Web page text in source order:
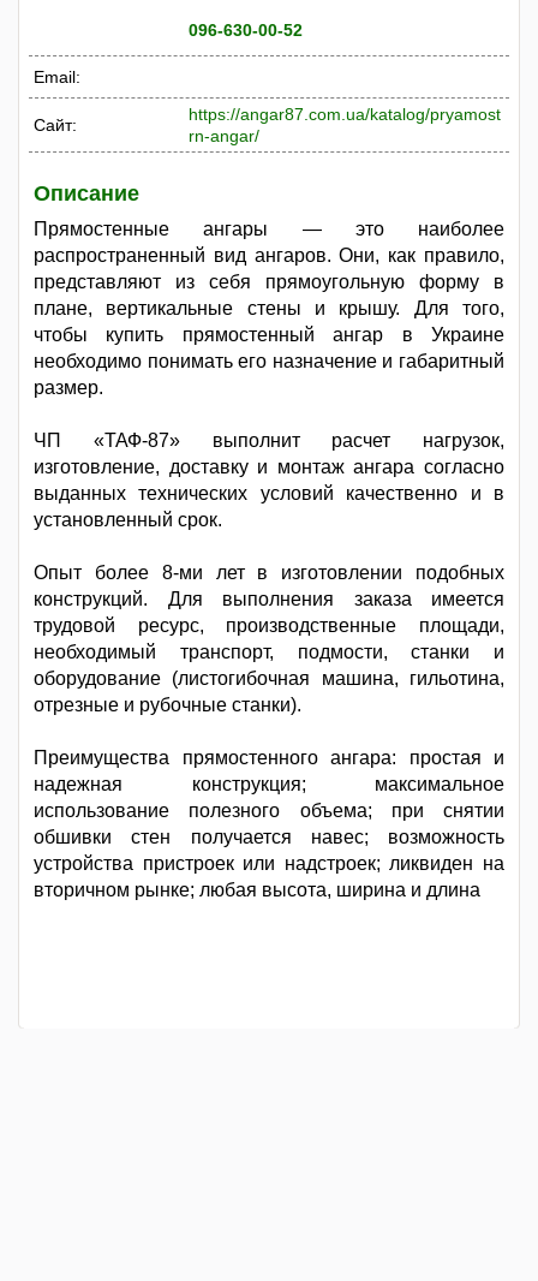
096-630-00-52
Email:
Сайт:
https://angar87.com.ua/katalog/pryamost
rn-angar/
Описание
Прямостенные ангары — это наиболее
распространенный вид ангаров. Они, как правило,
представляют из себя прямоугольную форму в
плане, вертикальные стены и крышу. Для того,
чтобы купить прямостенный ангар в Украине
необходимо понимать его назначение и габаритный
размер.
ЧП «ТАФ-87» выполнит расчет нагрузок,
изготовление, доставку и монтаж ангара согласно
выданных технических условий качественно и в
установленный срок.
Опыт более 8-ми лет в изготовлении подобных
конструкций. Для выполнения заказа имеется
трудовой ресурс, производственные площади,
необходимый транспорт, подмости, станки и
оборудование (листогибочная машина, гильотина,
отрезные и рубочные станки).
Преимущества прямостенного ангара: простая и
надежная конструкция; максимальное
использование полезного объема; при снятии
обшивки стен получается навес; возможность
устройства пристроек или надстроек; ликвиден на
вторичном рынке; любая высота, ширина и длина